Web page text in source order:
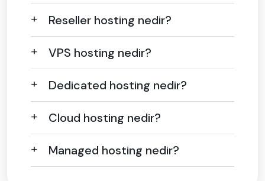
Reseller hosting nedir?
VPS hosting nedir?
Dedicated hosting nedir?
Cloud hosting nedir?
Managed hosting nedir?